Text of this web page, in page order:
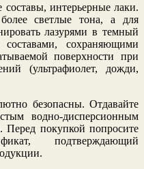
интерьерные лаки.
светлые тона, а для
лазурями в темный
сохраняющими
поверхности при
(ультрафиолет, дожди,
безопасны. Отдавайте
водно-дисперсионным
Перед покупкой попросите
подтверждающий